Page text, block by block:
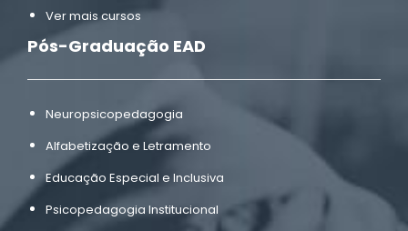
Ver mais cursos
Pós-Graduação EAD
Neuropsicopedagogia
Alfabetização e Letramento
Educação Especial e Inclusiva
Psicopedagogia Institucional